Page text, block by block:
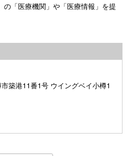
「医療機関」や「医療情報」を提
築港11番1号 ウイングベイ小樽1